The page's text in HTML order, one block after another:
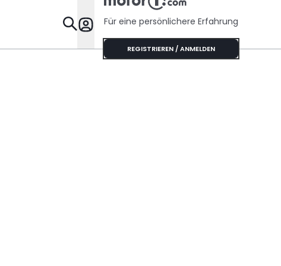
Specials
Für eine persönlichere Erfahrung
REGISTRIEREN / ANMELDEN
Risse haben